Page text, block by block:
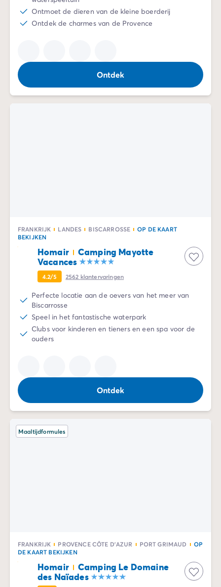
Ontmoet de dieren van de kleine boerderij
Ontdek de charmes van de Provence
Ontdek
FRANKRIJK LANDES BISCARROSSE
OP DE KAART
BEKIJKEN
Homair
Camping Mayotte
Vacances
4.2/5 2562 klantervaringen
Perfecte locatie aan de oevers van het meer van
Biscarrosse
Speel in het fantastische waterpark
Clubs voor kinderen en tieners en een spa voor de
ouders
Ontdek
Maaltijdformules
FRANKRIJK PROVENCE CÔTE D'AZUR PORT GRIMAUD
OP
DE KAART BEKIJKEN
Homair
Camping Le Domaine
des Naïades